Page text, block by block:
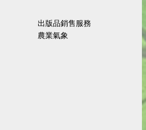
出版品銷售服務
農業氣象